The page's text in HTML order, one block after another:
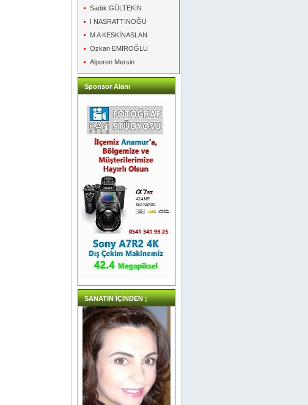
Sadık GÜLTEKİN
İ NASRATTINOĞU
M A KESKİNASLAN
Özkan EMİROĞLU
Alperen Mersin
Sponsor Alanı
SANATIN İÇİNDEN ;